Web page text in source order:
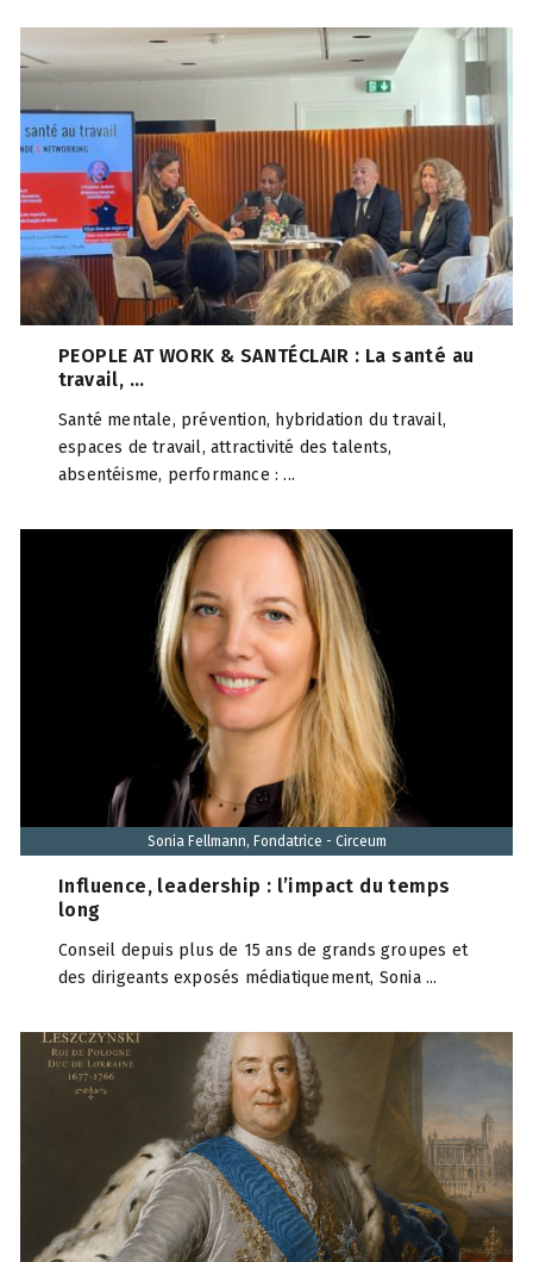
PEOPLE AT WORK & SANTÉCLAIR : La santé au
travail, ...
Santé mentale, prévention, hybridation du travail,
espaces de travail, attractivité des talents,
absentéisme, performance : ...
Sonia Fellmann, Fondatrice - Circeum
Influence, leadership : l’impact du temps
long
Conseil depuis plus de 15 ans de grands groupes et
des dirigeants exposés médiatiquement, Sonia ...